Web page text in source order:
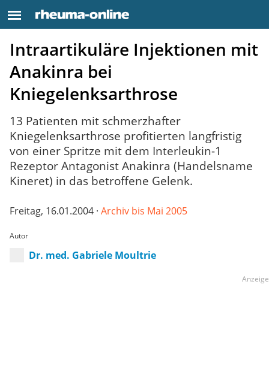
Intraartikuläre Injektionen mit
Anakinra bei
Kniegelenksarthrose
13 Patienten mit schmerzhafter
Kniegelenksarthrose profitierten langfristig
von einer Spritze mit dem Interleukin-1
Rezeptor Antagonist Anakinra (Handelsname
Kineret) in das betroffene Gelenk.
Freitag, 16.01.2004 · Archiv bis Mai 2005
Autor
Dr. med. Gabriele Moultrie